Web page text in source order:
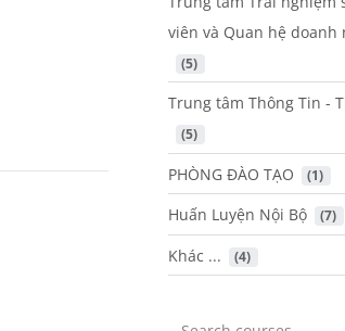
viên và Quan hệ doanh
(5)
Trung tâm Thông Tin -
(5)
PHÒNG ĐÀO TẠO (1)
Huấn Luyện Nội Bộ (7)
Khác ... (4)